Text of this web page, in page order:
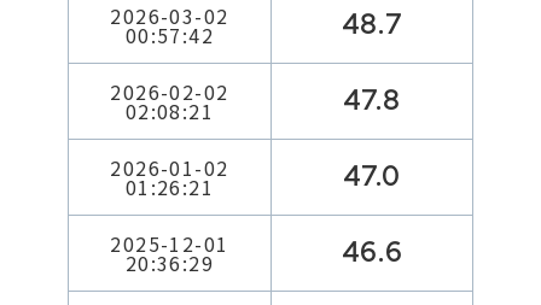
2026-03-02
00:57:42 48.7
2026-02-02
02:08:21 47.8
2026-01-02
01:26:21 47.0
2025-12-01
20:36:29 46.6